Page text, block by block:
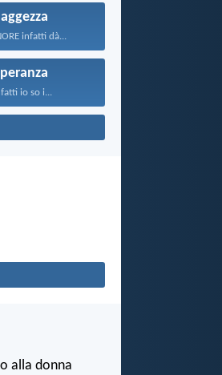
infatti dà...
io so i...
alla donna